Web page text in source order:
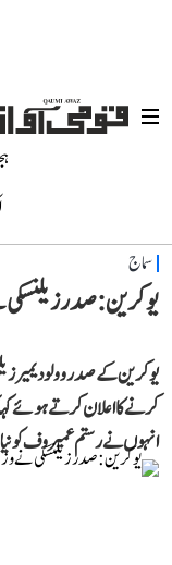
سماج
یوکرین: صدر
یوکرین کے صدر وولودیمیر
کرنے کا اعلان کرتے ہوئے
انہوں نے رستم عمیروف کو